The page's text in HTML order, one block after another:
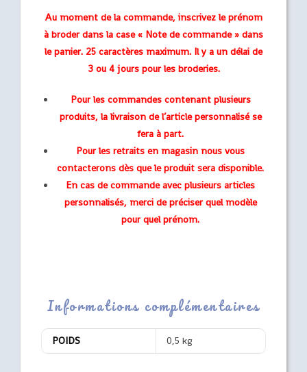
Au moment de la commande, inscrivez le prénom
à broder dans la case « Note de commande » dans
le panier. 25 caractères maximum. Il y a un délai de
3 ou 4 jours pour les broderies.
Pour les commandes contenant plusieurs
produits, la livraison de l’article personnalisé se
fera à part.
Pour les retraits en magasin nous vous
contacterons dès que le produit sera disponible.
En cas de commande avec plusieurs articles
personnalisés, merci de préciser quel modèle
pour quel prénom.
Informations complémentaires
POIDS 0,5 kg